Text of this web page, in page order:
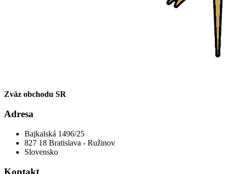
Zväz obchodu SR
Adresa
Bajkalská 1496/25
827 18 Bratislava - Ružinov
Slovensko
Kontakt